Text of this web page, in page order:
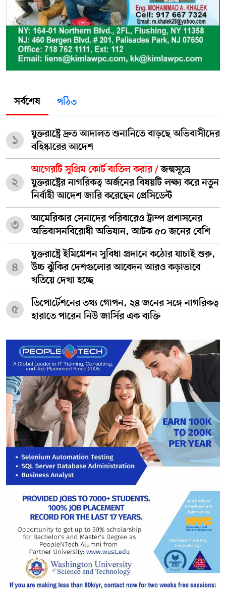
সর্বশেষ পঠিত
১
যুক্তরাষ্ট্রে দ্রুত আদালত শুনানিতে বাড়ছে অভিবাসীদের
বহিষ্কারের আদেশ
২
আগেরটি সুপ্রিম কোর্ট বাতিল করার /জন্মসূত্রে
যুক্তরাষ্ট্রের নাগরিকত্ব অর্জনের বিষয়টি লক্ষ্য করে নতুন
নির্বাহী আদেশ জারি করেছেন প্রেসিডেন্ট
৩
আমেরিকার সেনাদের পরিবারেও ট্রাম্প প্রশাসনের
অভিবাসনবিরোধী অভিযান, আটক ৫০ জনের বেশি
৪
যুক্তরাষ্ট্রে ইমিগ্রেশন সুবিধা প্রদানে কঠোর যাচাই শুরু,
উচ্চ ঝুঁকির দেশগুলোর আবেদন আরও কড়াভাবে
খতিয়ে দেখা হচ্ছে
৫
ডিপোর্টেশনের তথ্য গোপন, ২৪ জনের সঙ্গে নাগরিকত্ব
হারাতে পারেন নিউ জার্সির এক ব্যক্তি